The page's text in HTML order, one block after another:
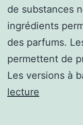
de substances
ingrédients
des parfums.
permettent de
Les versions à
lecture